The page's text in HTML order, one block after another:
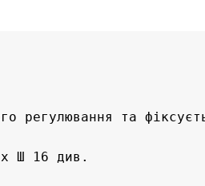
регулювання та
х Ш 16 див.